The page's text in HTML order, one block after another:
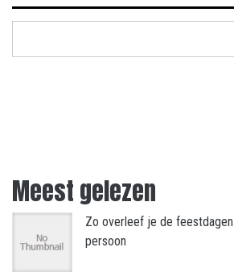
Meest gelezen
Zo overleef je de
persoon